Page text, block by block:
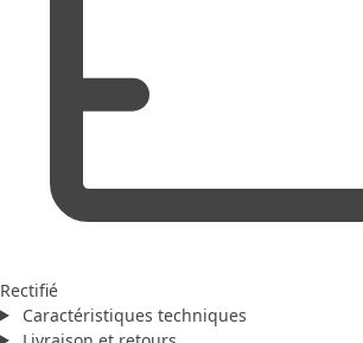
Rectifié
Caractéristiques techniques